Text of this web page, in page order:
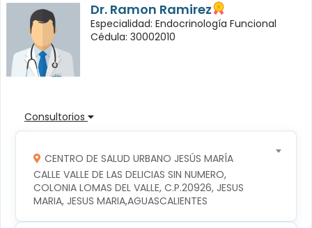
Dr. Ramon Ramirez
Especialidad: Endocrinología Funcional
Cédula: 30002010
Consultorios
CENTRO DE SALUD URBANO JESÚS MARÍA
CALLE VALLE DE LAS DELICIAS SIN NUMERO,
COLONIA LOMAS DEL VALLE, C.P.20926, JESUS
MARIA, JESUS MARIA,AGUASCALIENTES